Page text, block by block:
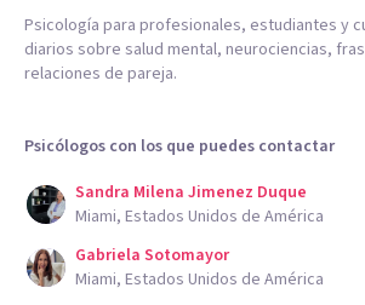
Psicología para profesionales, estudiantes y
diarios sobre salud mental, neurociencias,
relaciones de pareja.
Psicólogos con los que puedes contactar
Sandra Milena Jimenez Duque
Miami, Estados Unidos de América
Gabriela Sotomayor
Miami, Estados Unidos de América